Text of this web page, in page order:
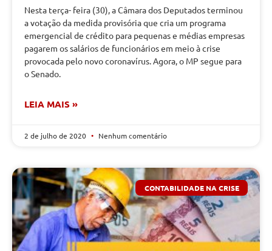
Nesta terça- feira (30), a Câmara dos Deputados terminou
a votação da medida provisória que cria um programa
emergencial de crédito para pequenas e médias empresas
pagarem os salários de funcionários em meio à crise
provocada pelo novo coronavírus. Agora, o MP segue para
o Senado.
LEIA MAIS »
2 de julho de 2020 Nenhum comentário
CONTABILIDADE NA CRISE